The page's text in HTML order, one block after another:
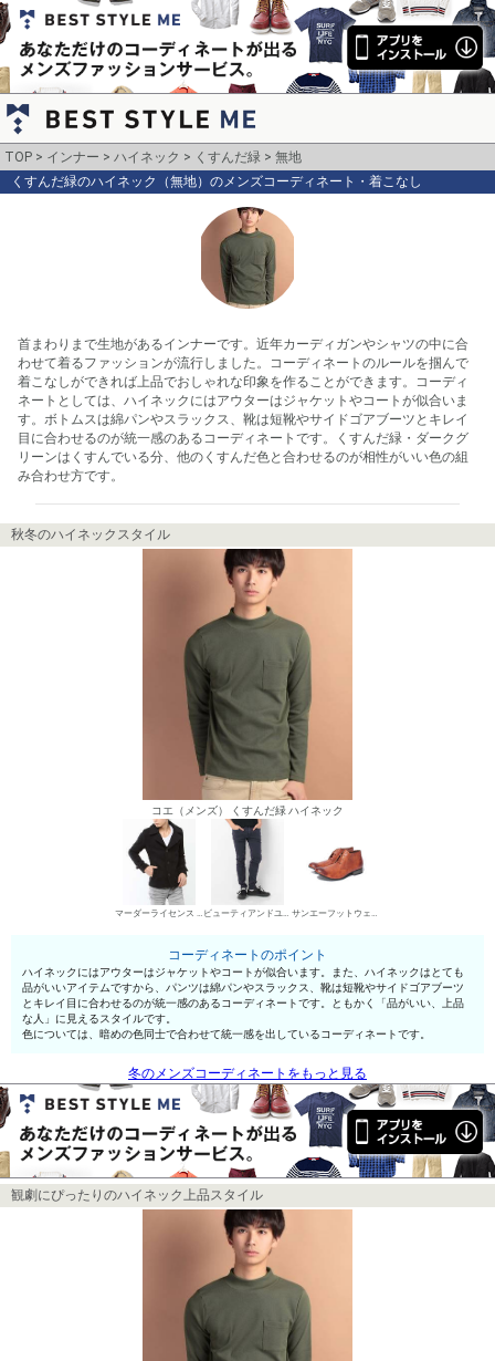
TOP インナー ハイネック くすんだ緑
無地
くすんだ緑のハイネック（無地）のメンズコーディネート・着こなし
首まわりまで生地があるインナーです。近年カーディガンやシャツの中に合
わせて着るファッションが流行しました。コーディネートのルールを掴んで
着こなしができれば上品でおしゃれな印象を作ることができます。コーディ
ネートとしては、ハイネックにはアウターはジャケットやコートが似合いま
す。ボトムスは綿パンやスラックス、靴は短靴やサイドゴアブーツとキレイ
目に合わせるのが統一感のあるコーディネートです。くすんだ緑・ダークグ
リーンはくすんでいる分、他のくすんだ色と合わせるのが相性がいい色の組
み合わせ方です。
秋冬のハイネックスタイル
コエ（メンズ） くすんだ緑 ハイネック
マーダーライセンス テーラードコート ビューティアンドユース ユナイテッドアローズ チノパン・綿パン サンエーフットウェア 短靴・レザーシューズ
コーディネートのポイント
ハイネックにはアウターはジャケットやコートが似合います。また、ハイネックはとても
品がいいアイテムですから、パンツは綿パンやスラックス、靴は短靴やサイドゴアブーツ
とキレイ目に合わせるのが統一感のあるコーディネートです。ともかく「品がいい、上品
な人」に見えるスタイルです。
色については、暗めの色同士で合わせて統一感を出しているコーディネートです。
冬のメンズコーディネートをもっと見る
観劇にぴったりのハイネック上品スタイル